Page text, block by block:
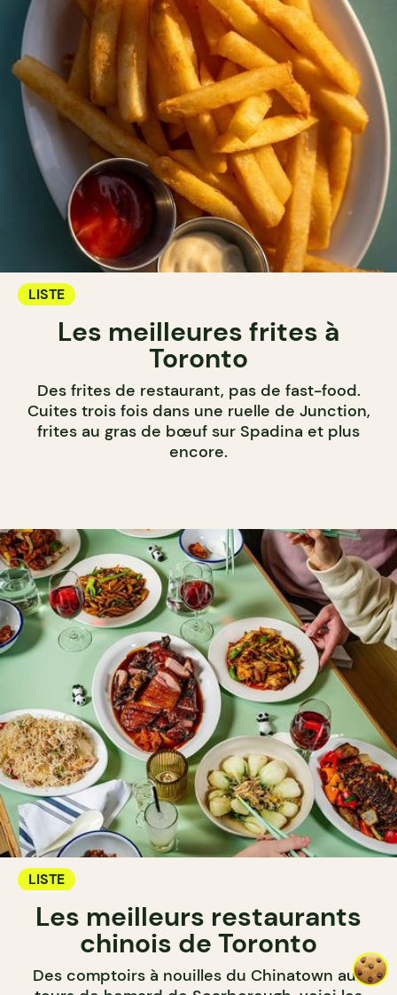
LISTE
Les meilleures frites à
Toronto
Des frites de restaurant, pas de fast-food.
Cuites trois fois dans une ruelle de Junction,
frites au gras de bœuf sur Spadina et plus
encore.
LISTE
Les meilleurs restaurants
chinois de Toronto
Des comptoirs à nouilles du Chinatown aux